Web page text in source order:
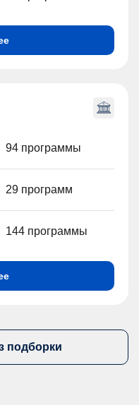
94 программы
29 программ
144 программы
подборки